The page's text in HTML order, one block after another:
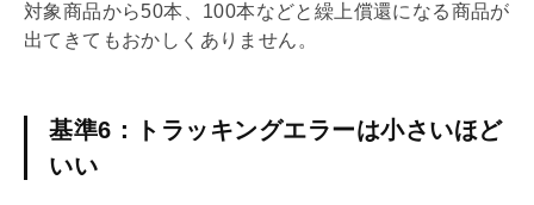
対象商品から50本、100本などと繰上償還になる商品が
出てきてもおかしくありません。
基準6：トラッキングエラーは小さいほど
いい